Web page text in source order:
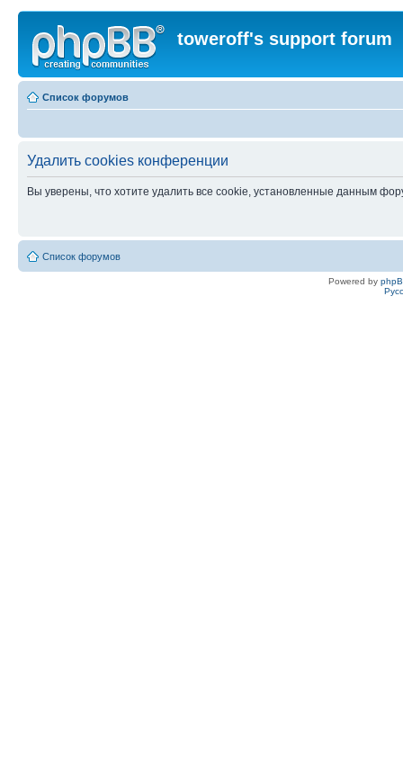
toweroff's support forum
Список форумов
Удалить cookies конференции
Вы уверены, что хотите удалить все cookie, установленные данным
Список форумов
Powered by